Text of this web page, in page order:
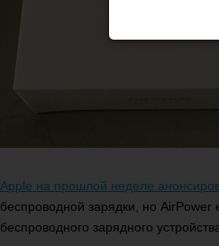
Apple на прошлой неделе
беспроводной зарядки, но
беспроводного зарядного